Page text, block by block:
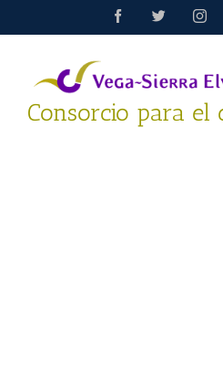
FacebookTwitter
Consorcio para el